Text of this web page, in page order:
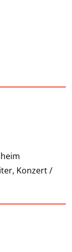
Konzert /